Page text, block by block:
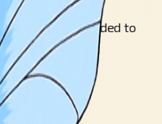
are color coded to